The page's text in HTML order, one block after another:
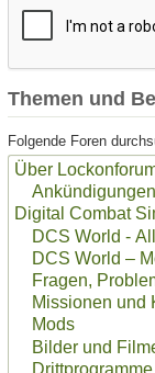
Themen und
Folgende Foren